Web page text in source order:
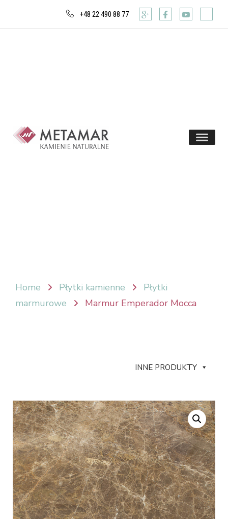
+48 22 490 88 77
Home Płytki kamienne
Płytki
marmurowe
Marmur Emperador Mocca
INNE PRODUKTY